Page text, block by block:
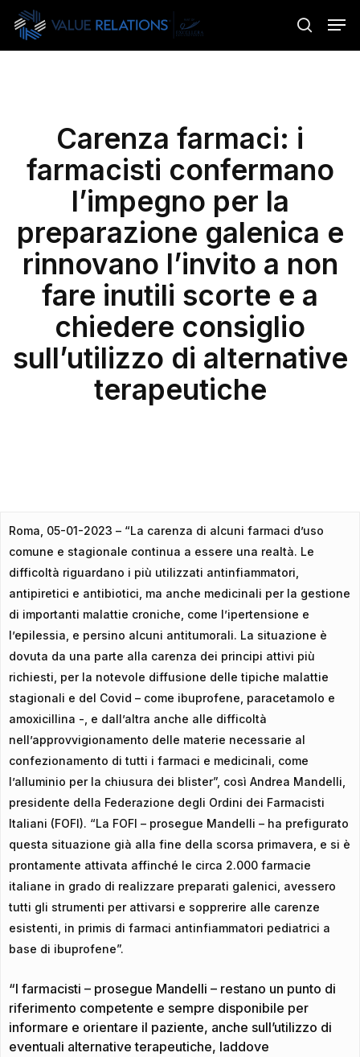
Skip
main
search
Carenza farmaci: i
farmacisti confermano
l’impegno per la
preparazione galenica e
rinnovano l’invito a non
fare inutili scorte e a
chiedere consiglio
sull’utilizzo di alternative
terapeutiche
Roma , 05-01-2023 – “La carenza di alcuni farmaci d’uso
comune e stagionale continua a essere una realtà. Le
difficoltà riguardano i più utilizzati antinfiammatori,
antipiretici e antibiotici, ma anche medicinali per la gestione
di importanti malattie croniche, come l’ipertensione e
l’epilessia, e persino alcuni antitumorali. La situazione è
dovuta da una parte alla carenza dei principi attivi più
richiesti, per la notevole diffusione delle tipiche malattie
stagionali e del Covid – come ibuprofene, paracetamolo e
amoxicillina -, e dall’altra anche alle difficoltà
nell’approvvigionamento delle materie necessarie al
confezionamento di tutti i farmaci e medicinali, come
l’alluminio per la chiusura dei blister”, così Andrea Mandelli,
presidente della Federazione degli Ordini dei Farmacisti
Italiani (FOFI). “La FOFI – prosegue Mandelli – ha prefigurato
questa situazione già alla fine della scorsa primavera, e si è
prontamente attivata affinché le circa 2.000 farmacie
italiane in grado di realizzare preparati galenici, avessero
tutti gli strumenti per attivarsi e sopprerire alle carenze
esistenti, in primis di farmaci antinfiammatori pediatrici a
base di ibuprofene”.
“I farmacisti – prosegue Mandelli – restano un punto di
riferimento competente e sempre disponibile per
informare e orientare il paziente, anche sull’utilizzo di
eventuali alternative terapeutiche, laddove